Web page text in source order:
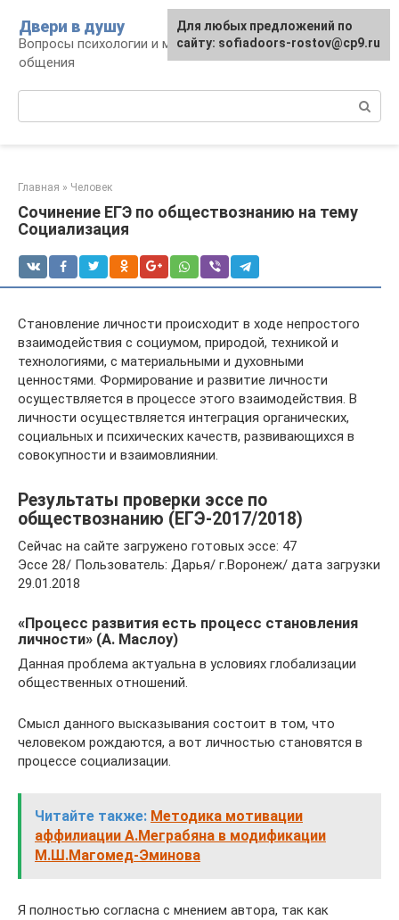
контенту
Двери в душу
Вопросы психологии и межличностного
общения
Главная » Человек
Сочинение ЕГЭ по обществознанию на тему
Социализация
Становление личности происходит в ходе непростого
взаимодействия с социумом, природой, техникой и
технологиями, с материальными и духовными
ценностями. Формирование и развитие личности
осуществляется в процессе этого взаимодействия. В
личности осуществляется интеграция органических,
социальных и психических качеств, развивающихся в
совокупности и взаимовлиянии.
Результаты проверки эссе по
обществознанию (ЕГЭ-2017/2018)
Сейчас на сайте загружено готовых эссе: 47
Эссе 28/ Пользователь: Дарья/ г.Воронеж/ дата загрузки
29.01.2018
«Процесс развития есть процесс становления
личности» (А. Маслоу)
Данная проблема актуальна в условиях глобализации
общественных отношений.
Смысл данного высказывания состоит в том, что
человеком рождаются, а вот личностью становятся в
процессе социализации.
Читайте также: Методика мотивации
аффилиации А.Меграбяна в модификации
М.Ш.Магомед-Эминова
Я полностью согласна с мнением автора, так как
Для любых предложений по
сайту: sofiadoors-rostov@cp9.ru